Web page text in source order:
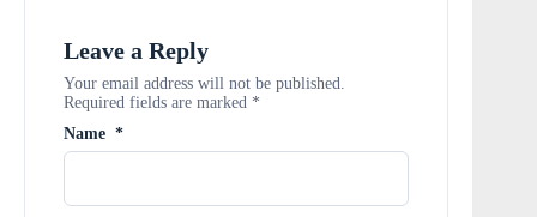
Leave a Reply
Your email address will not be published.
Required fields are marked *
Name *